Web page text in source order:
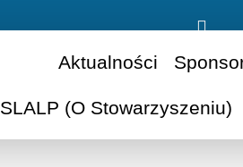
Aktualności
SLALP (O Stowarzyszeniu)